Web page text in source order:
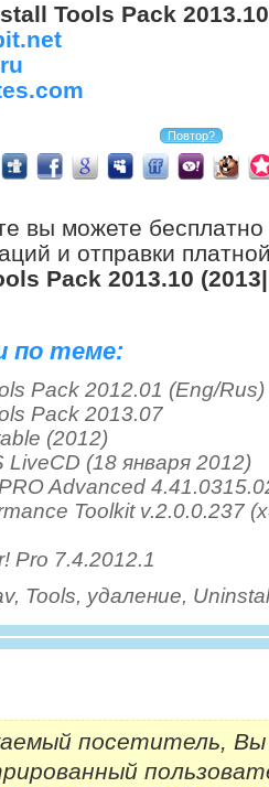
Tools Pack
вы можете бесплатно
и отправки
Pack 2013.10
по теме:
Pack 2012.01 (Eng/Rus)
Pack 2013.07
(2012)
LiveCD (18 января 2012)
Advanced
Toolkit v.2.0.0.237
Pro 7.4.2012.1
, Tools, удаление,
посетитель, Вы